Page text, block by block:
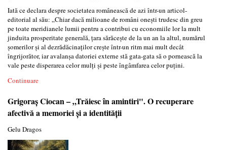
Iată ce declara despre societatea românească de azi într-un articol-
editorial al său: „Chiar dacă milioane de români onești trudesc din greu
pe toate meridianele lumii pentru a contribui cu economiile lor la mult
jinduita prosperitate generală, țara sărăcește de la un an la altul, numărul
șomerilor și al dezrădăcinaților crește într-un ritm mai mult decât
îngrijorător, iar avalanșa datoriei externe stă gata-gata să o pornească la
vale peste disperarea celor mulți și peste îngâmfarea celor puțini.
Continuare
Grigoraș Ciocan – „Trăiesc în amintiri". O recuperare
afectivă a memoriei și a identității
Gelu Dragos